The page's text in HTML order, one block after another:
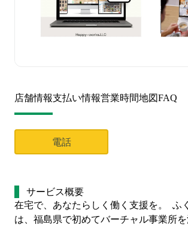
店舗情報支払い情報営業時間地図FAQ
電話
サービス概要
在宅で、あなたらしく働く支援を。  ふ
は、福島県で初めてバーチャル事業所